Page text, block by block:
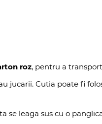
roz, pentru a
jucarii. Cutia poate fi
se leaga sus cu o